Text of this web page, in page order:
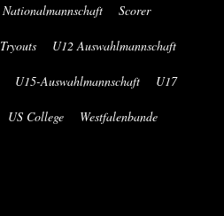
Nationalmannschaft Scorer
Tryouts U12 Auswahlmannschaft
U15-Auswahlmannschaft U17
US College Westfalenbande